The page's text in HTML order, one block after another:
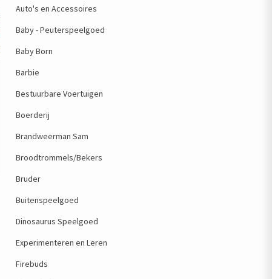
Auto's en Accessoires
Baby - Peuterspeelgoed
Baby Born
Barbie
Bestuurbare Voertuigen
Boerderij
Brandweerman Sam
Broodtrommels/Bekers
Bruder
Buitenspeelgoed
Dinosaurus Speelgoed
Experimenteren en Leren
Firebuds